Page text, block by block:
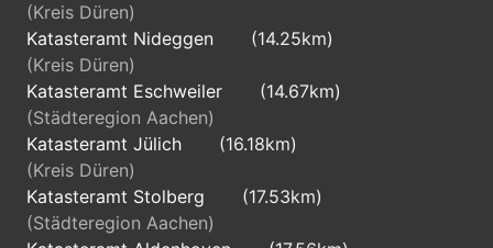
(Kreis Düren)
Katasteramt Nideggen
(14.25km)
(Kreis Düren)
Katasteramt Eschweiler
(14.67km)
(Städteregion Aachen)
Katasteramt Jülich
(16.18km)
(Kreis Düren)
Katasteramt Stolberg
(17.53km)
(Städteregion Aachen)